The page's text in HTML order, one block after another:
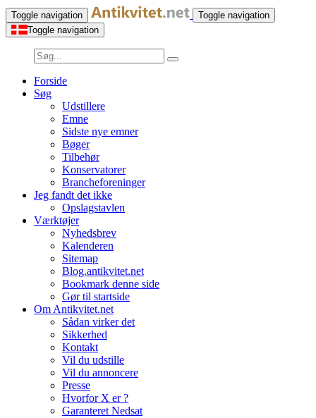
Toggle navigation
Toggle navigation
Toggle navigation
Forside
Søg
Udstillere
Emne
Sidste nye emner
Bøger
Tilbehør
Konservatorer
Brancheforeninger
Jeg fandt det ikke
Opslagstavlen
Værktøjer
Nyhedsbrev
Kalenderen
Sitemap
Blog.antikvitet.net
Bookmark denne side
Gør til startside
Om Antikvitet.net
Sådan virker det
Sikkerhed
Kontakt
Vil du udstille
Vil du annoncere
Presse
Hvorfor X er ?
Garanteret Nedsat